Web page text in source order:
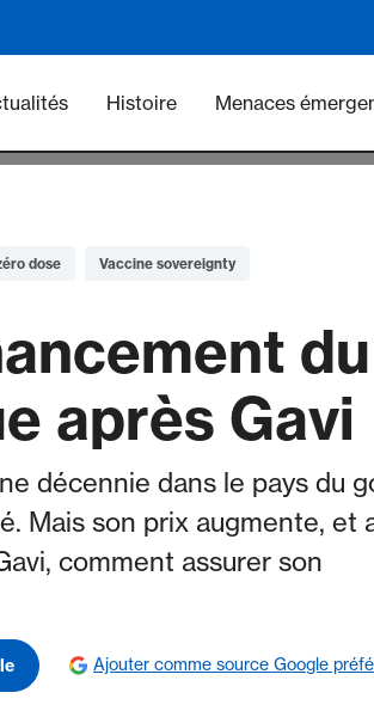
- Vaccineswork
Histoire Menaces
dose Vaccine sovereignty
du
après Gavi
décennie dans le pays du
Mais son prix augmente, et
comment assurer son
Ajouter comme source Google